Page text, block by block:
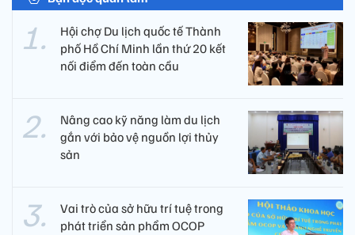
Hội chợ Du lịch quốc tế Thành
phố Hồ Chí Minh lần thứ 20 kết
nối điểm đến toàn cầu
Nâng cao kỹ năng làm du lịch
gắn với bảo vệ nguồn lợi thủy
sản
Vai trò của sở hữu trí tuệ trong
phát triển sản phẩm OCOP